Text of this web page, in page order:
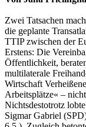
Zwei Tatsachen
die geplante
TTIP zwischen der
Erstens: Die
Öffentlichkeit,
multilaterale
Wirtschaft
Arbeitsplätze« –
Nichtsdestotrotz
Sigmar Gabriel